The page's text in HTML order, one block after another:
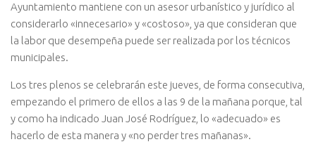
Ayuntamiento mantiene con un asesor urbanístico y jurídico al
considerarlo «innecesario» y «costoso», ya que consideran que
la labor que desempeña puede ser realizada por los técnicos
municipales.
Los tres plenos se celebrarán este jueves, de forma consecutiva,
empezando el primero de ellos a las 9 de la mañana porque, tal
y como ha indicado Juan José Rodríguez, lo «adecuado» es
hacerlo de esta manera y «no perder tres mañanas».